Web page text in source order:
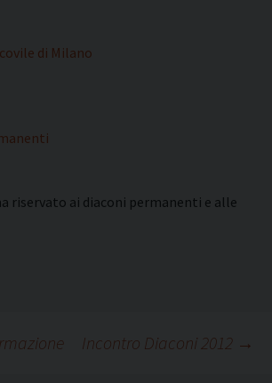
di Milano
riservato ai diaconi permanenti e alle
Incontro Diaconi 2012 →